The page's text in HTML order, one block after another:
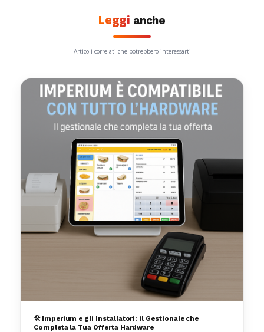
Leggi anche
Articoli correlati che potrebbero interessarti
🛠️ Imperium e gli Installatori: il Gestionale che
Completa la Tua Offerta Hardware